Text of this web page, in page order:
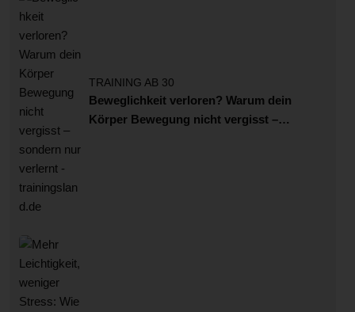
TRAINING AB 30
Beweglichkeit verloren? Warum dein
Körper Bewegung nicht vergisst –